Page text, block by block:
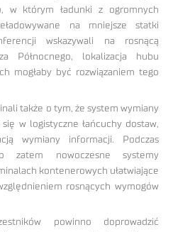
w którym ładunki z ogromnych
na mniejsze statki
wskazywali na rosnącą
Północnego, lokalizacja hubu
mogłaby być rozwiązaniem tego
także o tym, że system wymiany
w logistyczne łańcuchy dostaw,
wymiany informacji. Podczas
zatem nowoczesne systemy
kontenerowych ułatwiające
rosnących wymogów
powinno doprowadzić